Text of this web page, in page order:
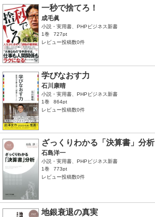
一秒で捨てろ！
成毛眞
小説・実用書、PHPビジネス新書
1巻
727pt
レビュー投稿数0件
学びなおす力
石川康晴
小説・実用書、PHPビジネス新書
1巻
864pt
レビュー投稿数0件
ざっくりわかる「決算書」分析
石島洋一
小説・実用書、PHPビジネス新書
1巻
773pt
レビュー投稿数0件
地銀衰退の真実